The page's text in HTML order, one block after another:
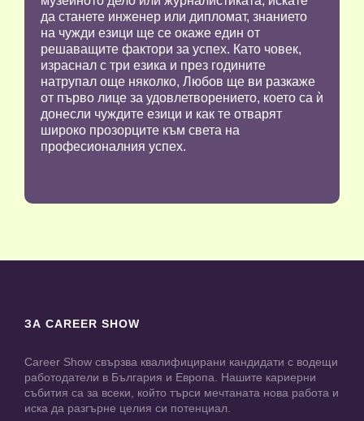
да станете инженер или дипломат, знанието
на чужди езици ще се окаже един от
решаващите фактори за успех. Като човек,
израснал с три езика и през годините
натрупал още няколко, Любов ще ви разкаже
от първо лице за удовлетворението, което са ѝ
донесли чуждите езици и как те отварят
широко прозорците към света на
професионалния успех.
ЗА CAREER SHOW
Career Show свързва квалифицирани кандидати с водещи
работодатели в България и Европа. Нашите кариерни
събития са за всеки, който търси мечтаната нова работа и
иска да разгърне целия си потенциал.